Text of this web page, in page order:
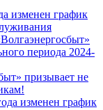
изменен график
периода 2024-
призывает не
изменен график